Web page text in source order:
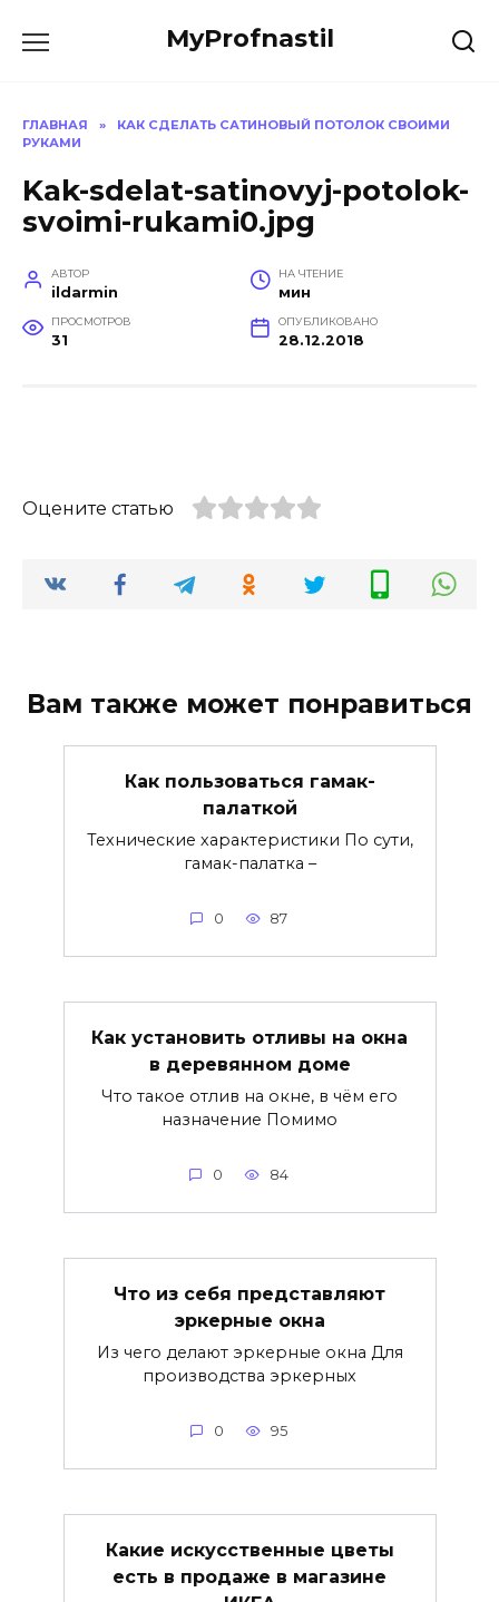
MyProfnastil
ГЛАВНАЯ »
КАК СДЕЛАТЬ САТИНОВЫЙ ПОТОЛОК СВОИМИ
РУКАМИ
Kak-sdelat-satinovyj-potolok-
svoimi-rukami0.jpg
АВТОР
ildarmin
НА ЧТЕНИЕ
мин
ПРОСМОТРОВ
31
ОПУБЛИКОВАНО
28.12.2018
Оцените статью
Вам также может понравиться
Как пользоваться гамак-
палаткой
Технические характеристики По сути,
гамак-палатка –
0 87
Как установить отливы на окна
в деревянном доме
Что такое отлив на окне, в чём его
назначение Помимо
0 84
Что из себя представляют
эркерные окна
Из чего делают эркерные окна Для
производства эркерных
0 95
Какие искусственные цветы
есть в продаже в магазине